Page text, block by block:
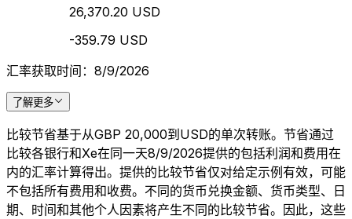
26,370.20 USD
-359.79 USD
汇率获取时间：8/9/2026
了解更多
比较节省基于从GBP 20,000到USD的单次转账。节省通过
比较各银行和Xe在同一天8/9/2026提供的包括利润和费用在
内的汇率计算得出。提供的比较节省仅对给定示例有效，可能
不包括所有费用和收费。不同的货币兑换金额、货币类型、日
期、时间和其他个人因素将产生不同的比较节省。因此，这些